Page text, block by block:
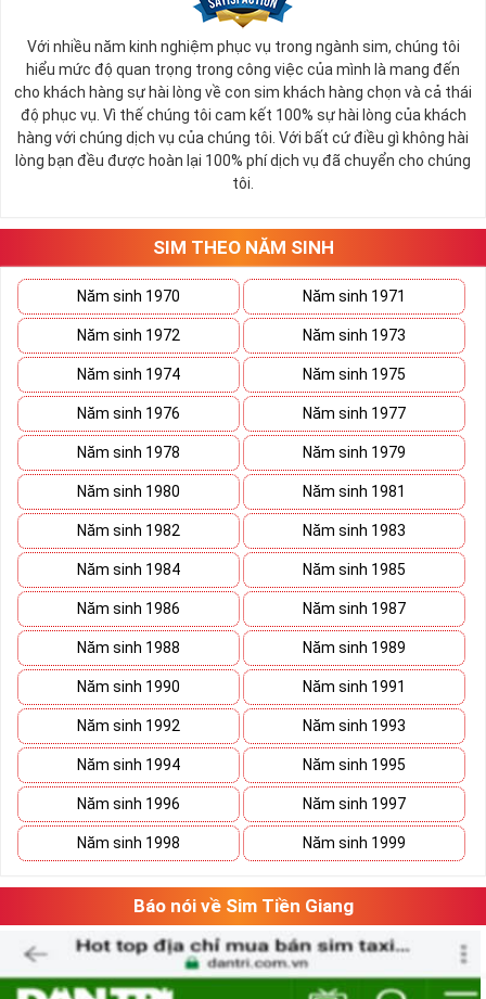
Với nhiều năm kinh nghiệm phục vụ trong ngành sim, chúng tôi
hiểu mức độ quan trọng trong công việc của mình là mang đến
cho khách hàng sự hài lòng về con sim khách hàng chọn và cả thái
độ phục vụ. Vì thế chúng tôi cam kết 100% sự hài lòng của khách
hàng với chúng dịch vụ của chúng tôi. Với bất cứ điều gì không hài
lòng bạn đều được hoàn lại 100% phí dịch vụ đã chuyển cho chúng
tôi.
SIM THEO NĂM SINH
Năm sinh 1970 Năm sinh 1971
Năm sinh 1972 Năm sinh 1973
Năm sinh 1974 Năm sinh 1975
Năm sinh 1976 Năm sinh 1977
Năm sinh 1978 Năm sinh 1979
Năm sinh 1980 Năm sinh 1981
Năm sinh 1982 Năm sinh 1983
Năm sinh 1984 Năm sinh 1985
Năm sinh 1986 Năm sinh 1987
Năm sinh 1988 Năm sinh 1989
Năm sinh 1990 Năm sinh 1991
Năm sinh 1992 Năm sinh 1993
Năm sinh 1994 Năm sinh 1995
Năm sinh 1996 Năm sinh 1997
Năm sinh 1998 Năm sinh 1999
Báo nói về Sim Tiền Giang